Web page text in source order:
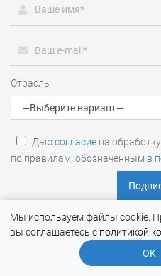
Мы используем файлы cookie.
вы соглашаетесь с политикой
OK
Отрасль
Даюсогласие на
по правилам, обозначенным в
RTM Group (RTM
и